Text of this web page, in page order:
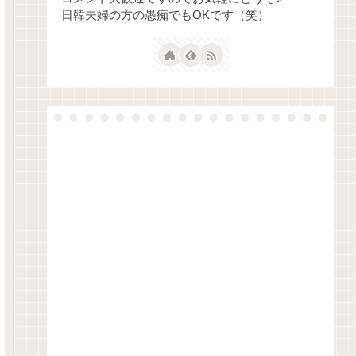
日韓夫婦の方の愚痴でもOKです（笑）